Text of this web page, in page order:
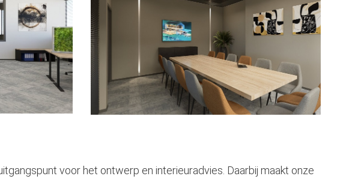
voor het ontwerp en interieuradvies. Daarbij maakt onze